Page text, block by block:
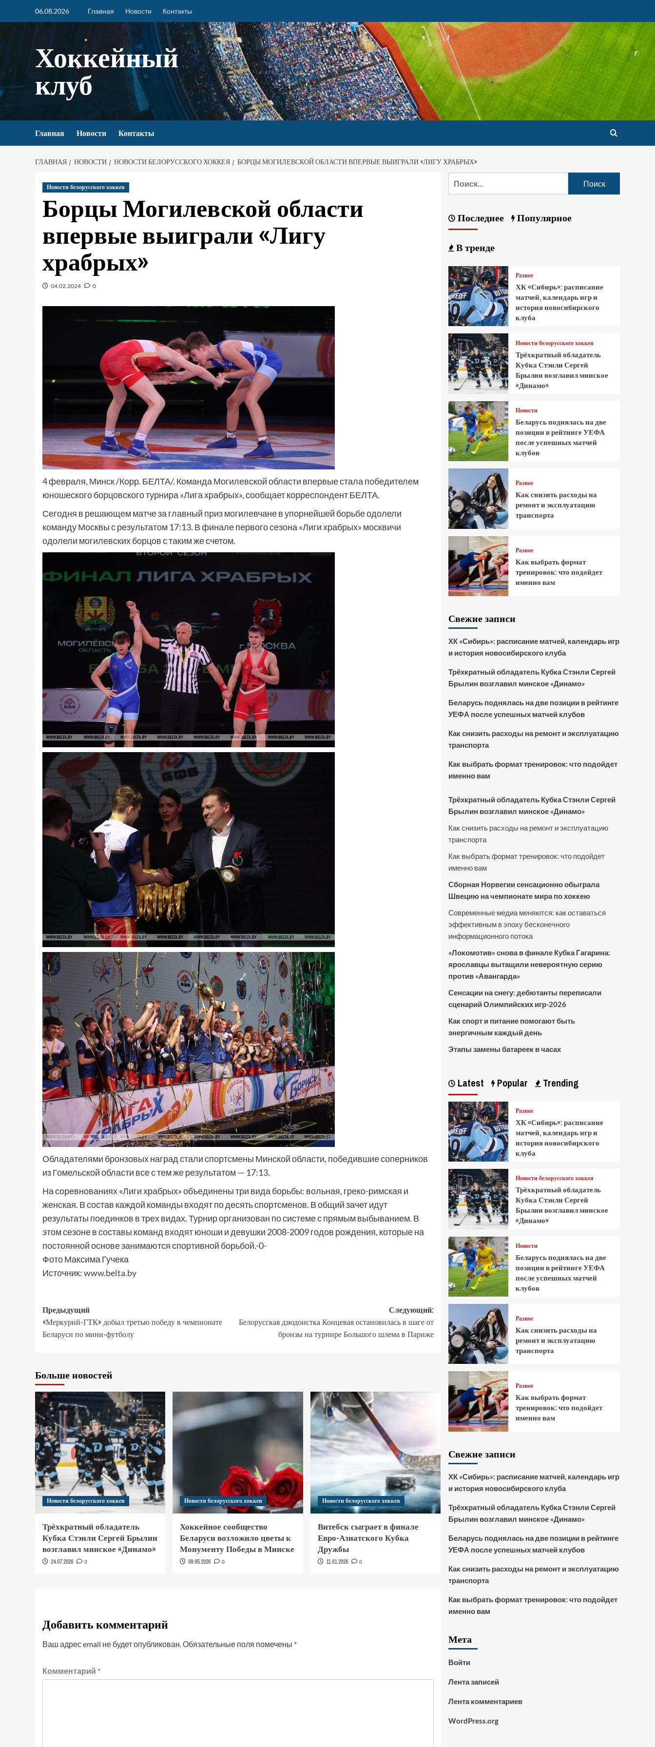
06.08.2026 Главная Новости Контакты
Хоккейный
клуб
Главная Новости Контакты
ГЛАВНАЯ НОВОСТИ НОВОСТИ БЕЛОРУССКОГО ХОККЕЯ БОРЦЫ МОГИЛЕВСКОЙ ОБЛАСТИ ВПЕРВЫЕ ВЫИГРАЛИ «ЛИГУ ХРАБРЫХ»
Новости белорусского хоккея
Борцы Могилевской области
впервые выиграли «Лигу
храбрых»
04.02.2024 0
4 февраля, Минск /Корр. БЕЛТА/. Команда Могилевской области впервые стала победителем
юношеского борцовского турнира «Лига храбрых», сообщает корреспондент БЕЛТА.
Сегодня в решающем матче за главный приз могилевчане в упорнейшей борьбе одолели
команду Москвы с результатом 17:13. В финале первого сезона «Лиги храбрых» москвичи
одолели могилевских борцов с таким же счетом.
Обладателями бронзовых наград стали спортсмены Минской области, победившие соперников
из Гомельской области все с тем же результатом — 17:13.
На соревнованиях «Лиги храбрых» объединены три вида борьбы: вольная, греко-римская и
женская. В состав каждой команды входят по десять спортсменов. В общий зачет идут
результаты поединков в трех видах. Турнир организован по системе с прямым выбыванием. В
этом сезоне в составы команд входят юноши и девушки 2008-2009 годов рождения, которые на
постоянной основе занимаются спортивной борьбой.-0-
Фото Максима Гучека
Источник:www.belta.by
Предыдущий
«Меркурий-ГТК» добыл третью победу в чемпионате
Беларуси по мини-футболу
Следующий:
Белорусская дзюдоистка Концевая остановилась в шаге от
бронзы на турнире Большого шлема в Париже
Больше новостей
Новости белорусского хоккея
Трёхкратный обладатель
Кубка Стэнли Сергей Брылин
возглавил минское «Динамо»
24.07.2026 0
Новости белорусского хоккея
Хоккейное сообщество
Беларуси возложило цветы к
Монументу Победы в Минске
09.05.2026 0
Новости белорусского хоккея
Витебск сыграет в финале
Евро-Азиатского Кубка
Дружбы
11.01.2026 0
Добавить комментарий
Ваш адрес email не будет опубликован.Обязательные поля помечены *
Комментарий *
Последнее Популярное
В тренде
Разное
ХК «Сибирь»: расписание
матчей, календарь игр и
история новосибирского
клуба
Новости белорусского хоккея
Трёхкратный обладатель
Кубка Стэнли Сергей
Брылин возглавил минское
«Динамо»
Новости
Беларусь поднялась на две
позиции в рейтинге УЕФА
после успешных матчей
клубов
Разное
Как снизить расходы на
ремонт и эксплуатацию
транспорта
Разное
Как выбрать формат
тренировок: что подойдет
именно вам
Свежие записи
ХК «Сибирь»: расписание матчей, календарь игр
и история новосибирского клуба
Трёхкратный обладатель Кубка Стэнли Сергей
Брылин возглавил минское «Динамо»
Беларусь поднялась на две позиции в рейтинге
УЕФА после успешных матчей клубов
Как снизить расходы на ремонт и эксплуатацию
транспорта
Как выбрать формат тренировок: что подойдет
именно вам
Трёхкратный обладатель Кубка Стэнли Сергей
Брылин возглавил минское «Динамо»
Как снизить расходы на ремонт и эксплуатацию
транспорта
Как выбрать формат тренировок: что подойдет
именно вам
Сборная Норвегии сенсационно обыграла
Швецию на чемпионате мира по хоккею
Современные медиа меняются: как оставаться
эффективным в эпоху бесконечного
информационного потока
«Локомотив» снова в финале Кубка Гагарина:
ярославцы вытащили невероятную серию
против «Авангарда»
Сенсации на снегу: дебютанты переписали
сценарий Олимпийских игр-2026
Как спорт и питание помогают быть
энергичным каждый день
Этапы замены батареек в часах
Latest Popular Trending
Разное
ХК «Сибирь»: расписание
матчей, календарь игр и
история новосибирского
клуба
Новости белорусского хоккея
Трёхкратный обладатель
Кубка Стэнли Сергей
Брылин возглавил минское
«Динамо»
Новости
Беларусь поднялась на две
позиции в рейтинге УЕФА
после успешных матчей
клубов
Разное
Как снизить расходы на
ремонт и эксплуатацию
транспорта
Разное
Как выбрать формат
тренировок: что подойдет
именно вам
Свежие записи
ХК «Сибирь»: расписание матчей, календарь игр
и история новосибирского клуба
Трёхкратный обладатель Кубка Стэнли Сергей
Брылин возглавил минское «Динамо»
Беларусь поднялась на две позиции в рейтинге
УЕФА после успешных матчей клубов
Как снизить расходы на ремонт и эксплуатацию
транспорта
Как выбрать формат тренировок: что подойдет
именно вам
Мета
Войти
Лента записей
Лента комментариев
WordPress.org